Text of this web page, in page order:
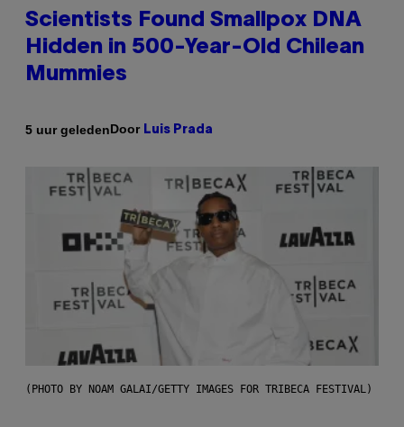
Scientists Found Smallpox DNA
Hidden in 500-Year-Old Chilean
Mummies
5 uur geledenDoor Luis Prada
(PHOTO BY NOAM GALAI/GETTY IMAGES FOR TRIBECA FESTIVAL)